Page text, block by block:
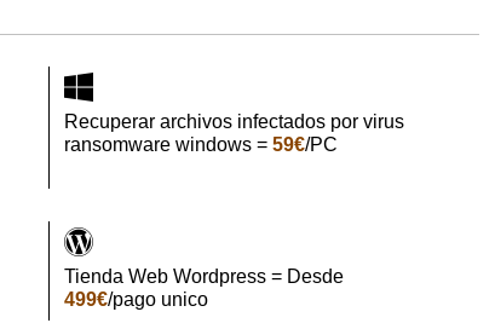
Recuperar archivos infectados por virus
ransomware windows = 59€/PC
Tienda Web Wordpress = Desde
499€/pago unico